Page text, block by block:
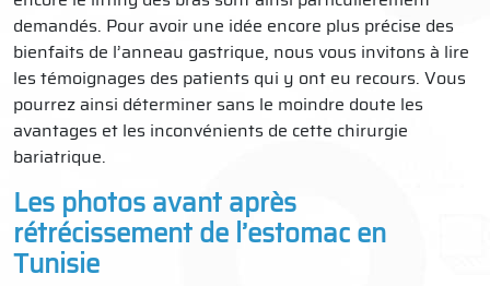
demandés. Pour avoir une idée encore plus précise des
bienfaits de l’anneau gastrique, nous vous invitons à lire
les témoignages des patients qui y ont eu recours. Vous
pourrez ainsi déterminer sans le moindre doute les
avantages et les inconvénients de cette chirurgie
bariatrique.
Les photos avant après
rétrécissement de l’estomac en
Tunisie